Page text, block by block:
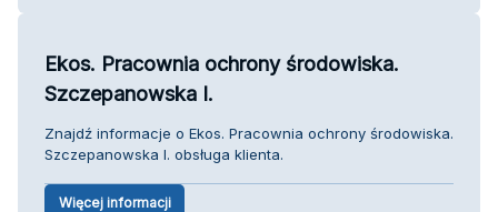
Ekos. Pracownia ochrony środowiska.
Szczepanowska I.
Znajdź informacje o Ekos. Pracownia ochrony środowiska.
Szczepanowska I. obsługa klienta.
Więcej informacji